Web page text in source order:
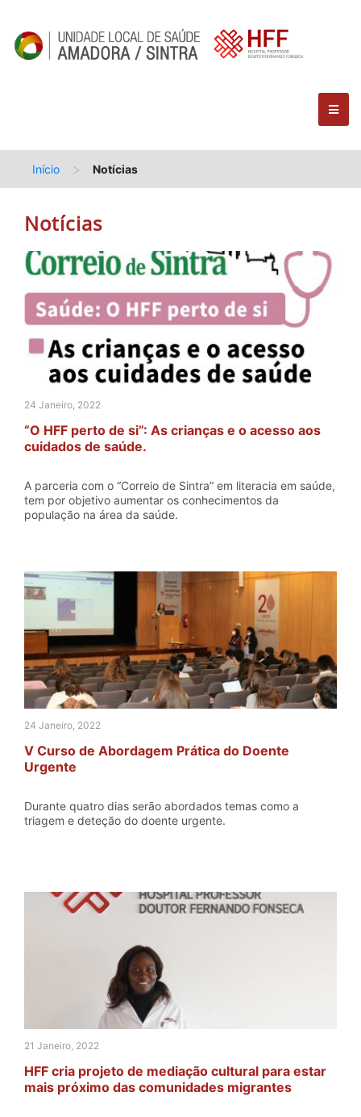
Início > Notícias
Notícias
24 Janeiro, 2022
“O HFF perto de si”: As crianças e o acesso aos
cuidados de saúde.
A parceria com o “Correio de Sintra” em literacia em saúde,
tem por objetivo aumentar os conhecimentos da
população na área da saúde.
24 Janeiro, 2022
V Curso de Abordagem Prática do Doente
Urgente
Durante quatro dias serão abordados temas como a
triagem e deteção do doente urgente.
21 Janeiro, 2022
HFF cria projeto de mediação cultural para estar
mais próximo das comunidades migrantes